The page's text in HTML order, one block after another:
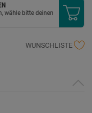
wähle bitte deinen
WUNSCHLISTE